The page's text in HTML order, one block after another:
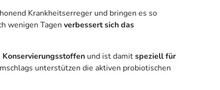
Krankheitserreger und bringen es so
wenigen Tagen verbessert sich das
und ist damitspeziell für
unterstützen die aktiven probiotischen